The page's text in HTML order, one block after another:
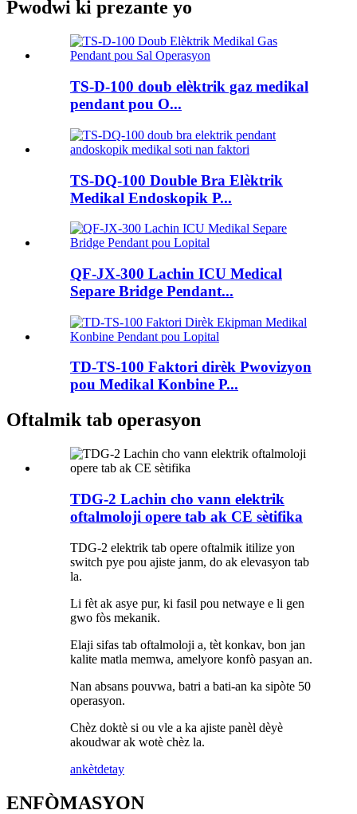
Pwodwi ki prezante yo
TS-D-100 doub elèktrik gaz medikal
pendant pou O...
TS-DQ-100 Double Bra Elèktrik
Medikal Endoskopik P...
QF-JX-300 Lachin ICU Medical
Separe Bridge Pendant...
TD-TS-100 Faktori dirèk Pwovizyon
pou Medikal Konbine P...
Oftalmik tab operasyon
TDG-2 Lachin cho vann elektrik
oftalmoloji opere tab ak CE sètifika
TDG-2 elektrik tab opere oftalmik itilize yon
switch pye pou ajiste janm, do ak elevasyon tab
la.
Li fèt ak asye pur, ki fasil pou netwaye e li gen
gwo fòs mekanik.
Elaji sifas tab oftalmoloji a, tèt konkav, bon jan
kalite matla memwa, amelyore konfò pasyan an.
Nan absans pouvwa, batri a bati-an ka sipòte 50
operasyon.
Chèz doktè si ou vle a ka ajiste panèl dèyè
akoudwar ak wotè chèz la.
ankètdetay
ENFÒMASYON